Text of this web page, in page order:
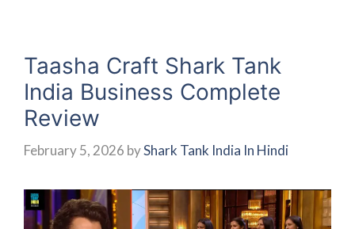
Taasha Craft Shark Tank
India Business Complete
Review
February 5, 2026 byShark Tank India In Hindi